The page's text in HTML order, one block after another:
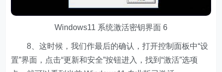
Windows11 系统激活密钥界面 6
8、这时候，我们作最后的确认，打开控制面板中“设
置”界面，点击“更新和安全”按钮进入，找到“激活”选项